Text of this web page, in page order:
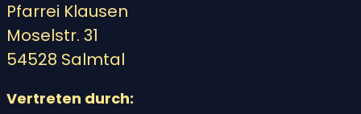
Pfarrei Klausen
Moselstr. 31
54528 Salmtal
Vertreten durch: